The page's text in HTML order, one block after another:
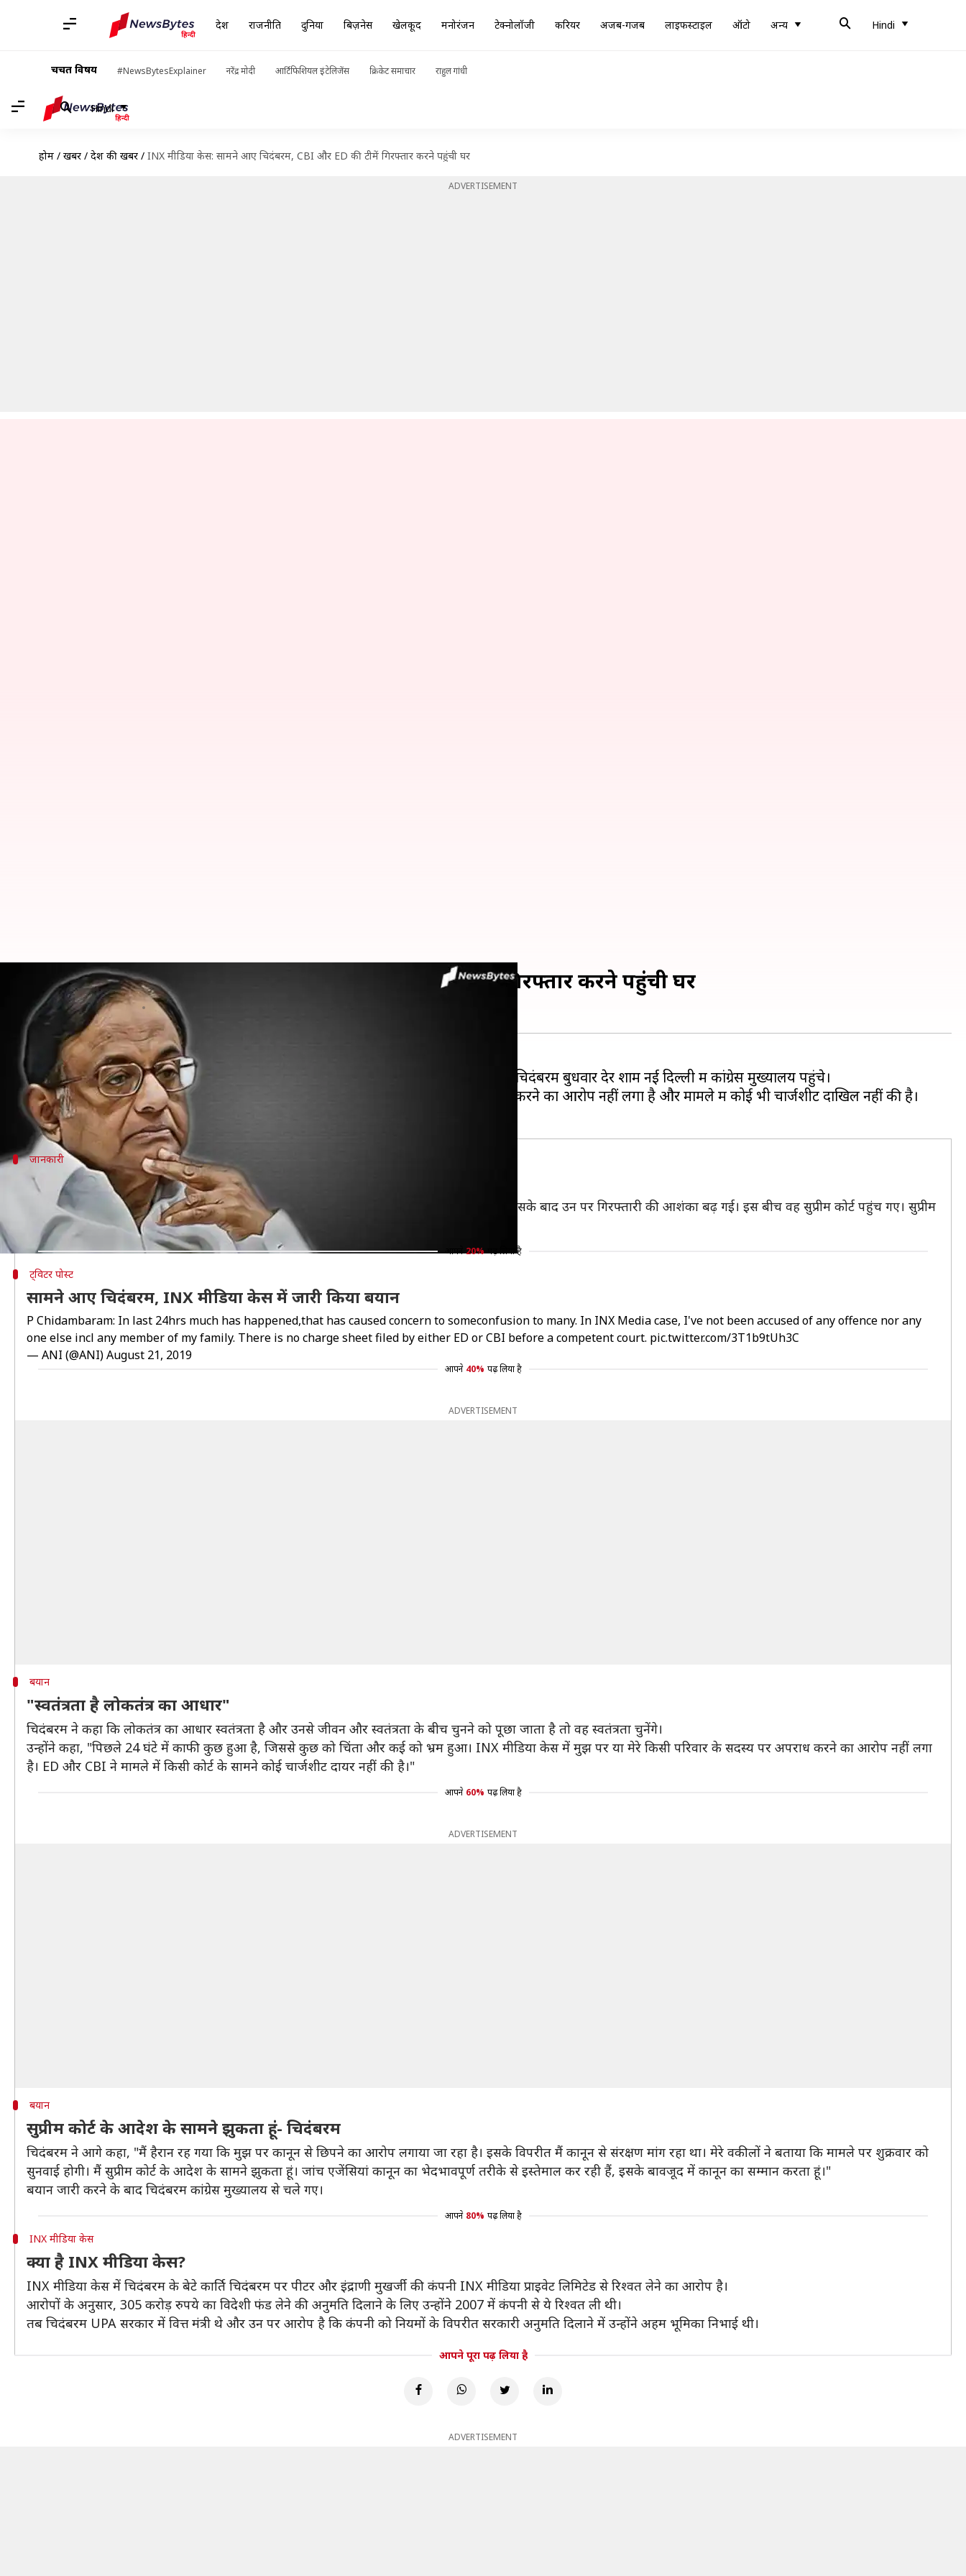
देश राजनीति दुनिया बिज़नेस खेलकूद मनोरंजन टेक्नोलॉजी करियर अजब-गजब लाइफस्टाइल ऑटो अन्य Hindi
चर्चित विषय #NewsBytesExplainer नरेंद्र मोदी आर्टिफिशियल इंटेलिजेंस क्रिकेट समाचार राहुल गांधी
Hindi
होम / खबरें / देश की खबरें / INX मीडिया केस: सामने आए चिदंबरम, CBI और ED की टीमें गिरफ्तार करने पहुंची घर
ADVERTISEMENT
INX मीडिया केस: सामने आए चिदंबरम, CBI और ED की टीमें गिरफ्तार करने पहुंची घर
मुकुल तोमर Aug 21, 2019 09:11 pm
क्या है खबर?
INX मीडिया केस में लटकती गिरफ्तारी की तलवार के बीच पिछले 24 घंटे से गायब कांग्रेस नेता पी चिदंबरम बुधवार देर शाम नई दिल्ली में कांग्रेस मुख्यालय पहुंचे।
यहां मामले पर प्रेस कॉन्फ्रेंस करते हुए उन्होंने कहा कि INX मीडिया केस में उन पर कोई भी अपराध करने का आरोप नहीं लगा है और मामले में कोई भी चार्जशीट दाखिल नहीं की है।
जानकारी
अग्रिम जमानत की अर्जी खारिज होने के बाद बढ़ गई थी गिरफ्तारी की आशंका
कल दिल्ली हाई कोर्ट ने INX मीडिया केस में चिदंबरम की अग्रिम जमानत की अर्जी खारिज कर दी थी, जिसके बाद उन पर गिरफ्तारी की आशंका बढ़ गई। इस बीच वह सुप्रीम कोर्ट पहुंच गए। सुप्रीम
कोर्ट शुक्रवार को उनकी अपील पर सुनवाई करेगा।
आपने 20% पढ़ लिया है
ट्विटर पोस्ट
सामने आए चिदंबरम, INX मीडिया केस में जारी किया बयान
P Chidambaram: In last 24hrs much has happened,that has caused concern to someconfusion to many. In INX Media case, I've not been accused of any offence nor any
one else incl any member of my family. There is no charge sheet filed by either ED or CBI before a competent court. pic.twitter.com/3T1b9tUh3C
— ANI (@ANI)August 21, 2019
आपने 40% पढ़ लिया है
ADVERTISEMENT
बयान
"स्वतंत्रता है लोकतंत्र का आधार"
चिदंबरम ने कहा कि लोकतंत्र का आधार स्वतंत्रता है और उनसे जीवन और स्वतंत्रता के बीच चुनने को पूछा जाता है तो वह स्वतंत्रता चुनेंगे।
उन्होंने कहा, "पिछले 24 घंटे में काफी कुछ हुआ है, जिससे कुछ को चिंता और कई को भ्रम हुआ। INX मीडिया केस में मुझ पर या मेरे किसी परिवार के सदस्य पर अपराध करने का आरोप नहीं लगा
है। ED और CBI ने मामले में किसी कोर्ट के सामने कोई चार्जशीट दायर नहीं की है।"
आपने 60% पढ़ लिया है
ADVERTISEMENT
बयान
सुप्रीम कोर्ट के आदेश के सामने झुकता हूं- चिदंबरम
चिदंबरम ने आगे कहा, "मैं हैरान रह गया कि मुझ पर कानून से छिपने का आरोप लगाया जा रहा है। इसके विपरीत मैं कानून से संरक्षण मांग रहा था। मेरे वकीलों ने बताया कि मामले पर शुक्रवार को
सुनवाई होगी। मैं सुप्रीम कोर्ट के आदेश के सामने झुकता हूं। जांच एजेंसियां कानून का भेदभावपूर्ण तरीके से इस्तेमाल कर रही हैं, इसके बावजूद में कानून का सम्मान करता हूं।"
बयान जारी करने के बाद चिदंबरम कांग्रेस मुख्यालय से चले गए।
आपने 80% पढ़ लिया है
INX मीडिया केस
क्या है INX मीडिया केस?
INX मीडिया केस में चिदंबरम के बेटे कार्ति चिदंबरम पर पीटर और इंद्राणी मुखर्जी की कंपनी INX मीडिया प्राइवेट लिमिटेड से रिश्वत लेने का आरोप है।
आरोपों के अनुसार, 305 करोड़ रुपये का विदेशी फंड लेने की अनुमति दिलाने के लिए उन्होंने 2007 में कंपनी से ये रिश्वत ली थी।
तब चिदंबरम UPA सरकार में वित्त मंत्री थे और उन पर आरोप है कि कंपनी को नियमों के विपरीत सरकारी अनुमति दिलाने में उन्होंने अहम भूमिका निभाई थी।
आपने पूरा पढ़ लिया है
ADVERTISEMENT